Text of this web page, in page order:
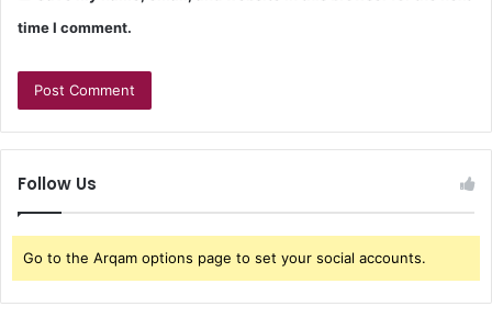
time I comment.
Follow Us
Go to the Arqam options page to set your social accounts.